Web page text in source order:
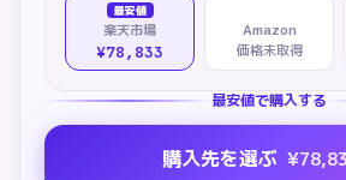
最安値
楽天市場
¥78,833
Amazon
価格未取得
最安値で購入する
購入先を選ぶ ¥